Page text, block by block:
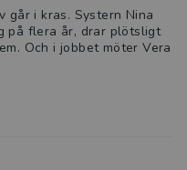
går i kras. Systern Nina
på flera år, drar plötsligt
Och i jobbet möter Vera